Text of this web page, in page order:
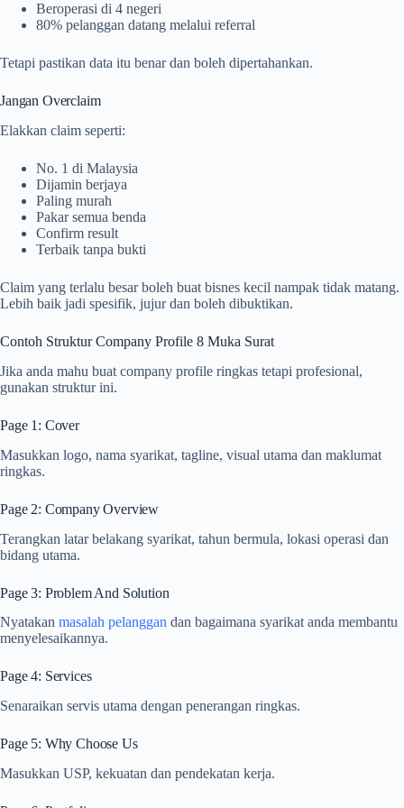
Beroperasi di 4 negeri
80% pelanggan datang melalui referral
Tetapi pastikan data itu benar dan boleh dipertahankan.
Jangan Overclaim
Elakkan claim seperti:
No. 1 di Malaysia
Dijamin berjaya
Paling murah
Pakar semua benda
Confirm result
Terbaik tanpa bukti
Claim yang terlalu besar boleh buat bisnes kecil nampak tidak matang.
Lebih baik jadi spesifik, jujur dan boleh dibuktikan.
Contoh Struktur Company Profile 8 Muka Surat
Jika anda mahu buat company profile ringkas tetapi profesional,
gunakan struktur ini.
Page 1: Cover
Masukkan logo, nama syarikat, tagline, visual utama dan maklumat
ringkas.
Page 2: Company Overview
Terangkan latar belakang syarikat, tahun bermula, lokasi operasi dan
bidang utama.
Page 3: Problem And Solution
Nyatakan masalah pelanggan dan bagaimana syarikat anda membantu
menyelesaikannya.
Page 4: Services
Senaraikan servis utama dengan penerangan ringkas.
Page 5: Why Choose Us
Masukkan USP, kekuatan dan pendekatan kerja.